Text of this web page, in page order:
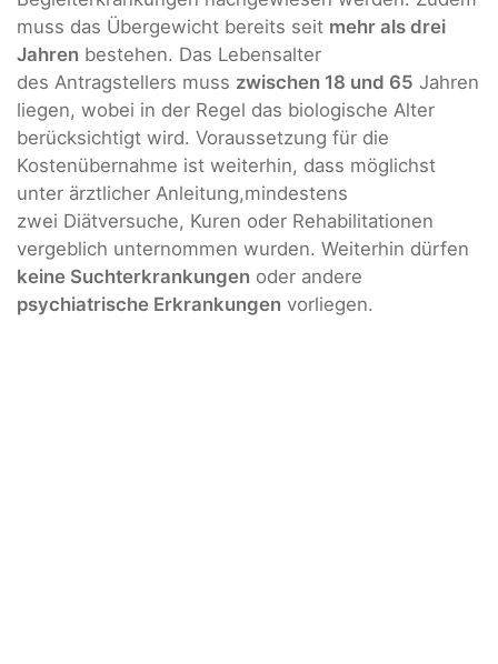
muss das Übergewicht bereits seit mehr als drei
Jahren bestehen. Das Lebensalter
des Antragstellers muss zwischen 18 und 65 Jahren
liegen, wobei in der Regel das biologische Alter
berücksichtigt wird. Voraussetzung für die
Kostenübernahme ist weiterhin, dass möglichst
unter ärztlicher Anleitung,mindestens
zwei Diätversuche, Kuren oder Rehabilitationen
vergeblich unternommen wurden. Weiterhin dürfen
keine Suchterkrankungen oder andere
psychiatrische Erkrankungen vorliegen.